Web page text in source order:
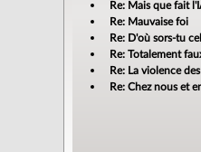
Re: Mais que fait
Re: Mauvaise foi
Re: D'où sors-tu
Re: Totalement
Re: La violence
Re: Chez nous et